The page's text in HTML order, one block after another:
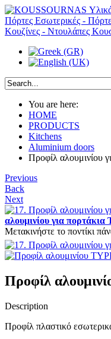
You are here:
HOME
PRODUCTS
Kitchens
Aluminium doors
Προφίλ αλουμινίου
Previous
Back
Next
αλουμινίου για
Μετακινήστε το ποντίκι
Προφίλ
Description
Προφίλ πλαστικό